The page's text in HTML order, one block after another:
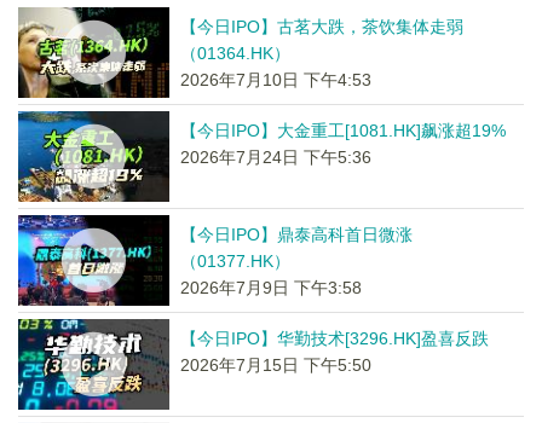
【今日IPO】古茗大跌，茶饮集体走弱
（01364.HK）
2026年7月10日 下午4:53
【今日IPO】大金重工[1081.HK]飙涨超19%
2026年7月24日 下午5:36
【今日IPO】鼎泰高科首日微涨
（01377.HK）
2026年7月9日 下午3:58
【今日IPO】华勤技术[3296.HK]盈喜反跌
2026年7月15日 下午5:50